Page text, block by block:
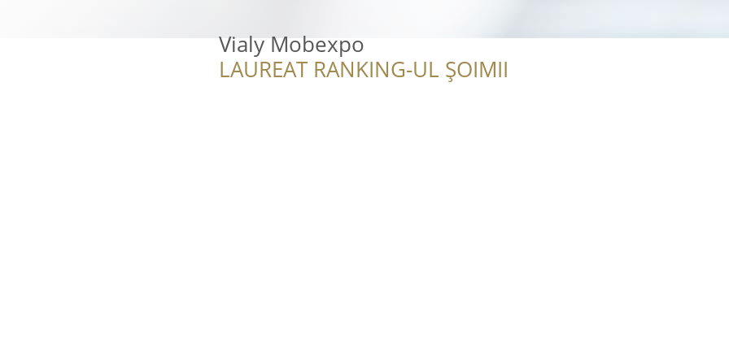
Vialy Mobexpo
LAUREAT RANKING-UL ȘOIMII